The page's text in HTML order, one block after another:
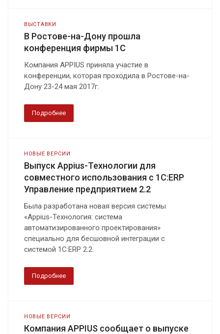
ВЫСТАВКИ
В Ростове-на-Дону прошла
конференция фирмы 1С
Компания APPIUS приняла участие в
конференции, которая проходила в Ростове-на-
Дону 23-24 мая 2017г.
Подробнее
НОВЫЕ ВЕРСИИ
Выпуск Appius-Технологии для
совместного использования с 1С:ERP
Управление предприятием 2.2
Была разработана новая версия системы
«Appius-Технология: система
автоматизированного проектирования»
специально для бесшовной интеграции с
системой 1С:ERP 2.2.
Подробнее
НОВЫЕ ВЕРСИИ
Компания APPIUS сообщает о выпуске